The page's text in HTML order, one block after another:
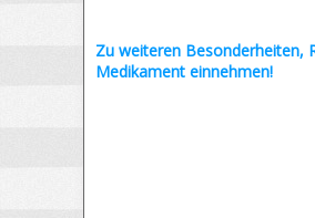
Zu weiteren Besonderheiten,
Medikament einnehmen!